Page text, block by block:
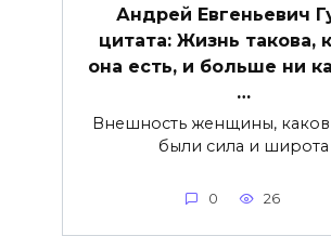
Андрей Евгеньевич
цитата: Жизнь такова,
она есть, и больше ни
…
Внешность женщины,
были сила и широта
0 26